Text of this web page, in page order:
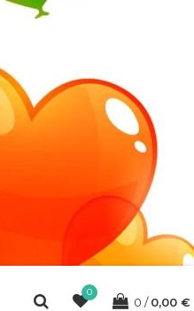
0
0 0,00 €